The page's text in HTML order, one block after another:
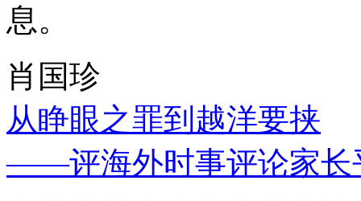
息。
肖国珍
从睁眼之罪到越洋要挟
——评海外时事评论家长